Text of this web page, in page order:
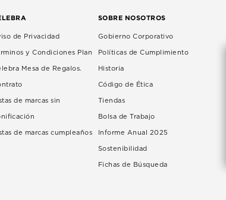
de Privacidad
y Condiciones Plan
Mesa de Regalos.
de marcas sin
de marcas cumpleaños
SOBRE NOSOTROS
Gobierno Corporativo
Políticas de Cumplimiento
Historia
Código de Ética
Tiendas
Bolsa de Trabajo
Informe Anual 2025
Sostenibilidad
Fichas de Búsqueda